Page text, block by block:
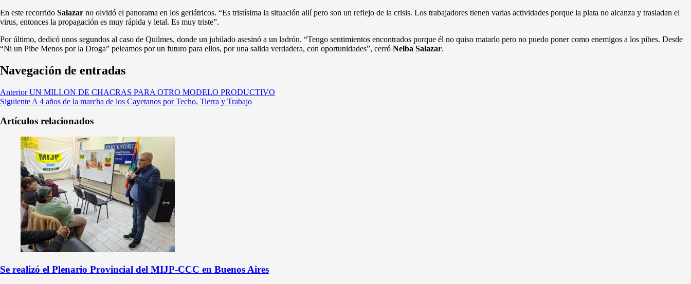
En este recorrido Salazar no olvidó el panorama en los geriátricos. “Es tristísima la situación allí pero son un reflejo de la crisis. Los trabajadores tienen varias actividades porque la plata no alcanza y trasladan el
virus, entonces la propagación es muy rápida y letal. Es muy triste”.
Por último, dedicó unos segundos al caso de Quilmes, donde un jubilado asesinó a un ladrón. “Tengo sentimientos encontrados porque él no quiso matarlo pero no puedo poner como enemigos a los pibes. Desde
“Ni un Pibe Menos por la Droga” peleamos por un futuro para ellos, por una salida verdadera, con oportunidades”, cerró Nelba Salazar.
Navegación de entradas
AnteriorUN MILLON DE CHACRAS PARA OTRO MODELO PRODUCTIVO
Siguiente A 4 años de la marcha de los Cayetanos por Techo, Tierra y Trabajo
Artículos relacionados
Se realizó el Plenario Provincial del MIJP-CCC en Buenos Aires